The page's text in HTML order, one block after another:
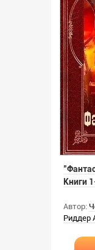
Книги
Автор:
Риддер